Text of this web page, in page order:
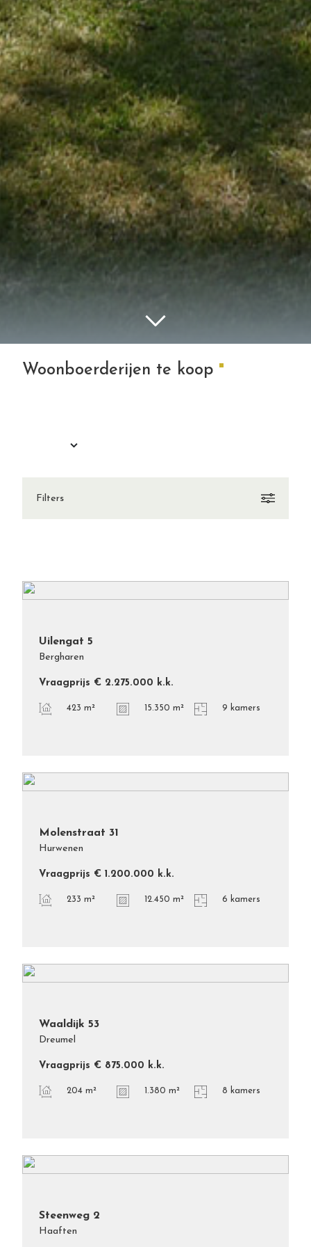
Woonboerderijen te koop
Filters
Uilengat 5
Bergharen
Vraagprijs € 2.275.000 k.k.
423 m² 15.350 m² 9 kamers
Molenstraat 31
Hurwenen
Vraagprijs € 1.200.000 k.k.
233 m² 12.450 m² 6 kamers
Waaldijk 53
Dreumel
Vraagprijs € 875.000 k.k.
204 m² 1.380 m² 8 kamers
Steenweg 2
Haaften